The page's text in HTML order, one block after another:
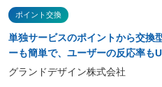
ポイント交換
単独サービスのポイントから交換
ーも簡単で、ユーザーの反応率も
グランドデザイン株式会社